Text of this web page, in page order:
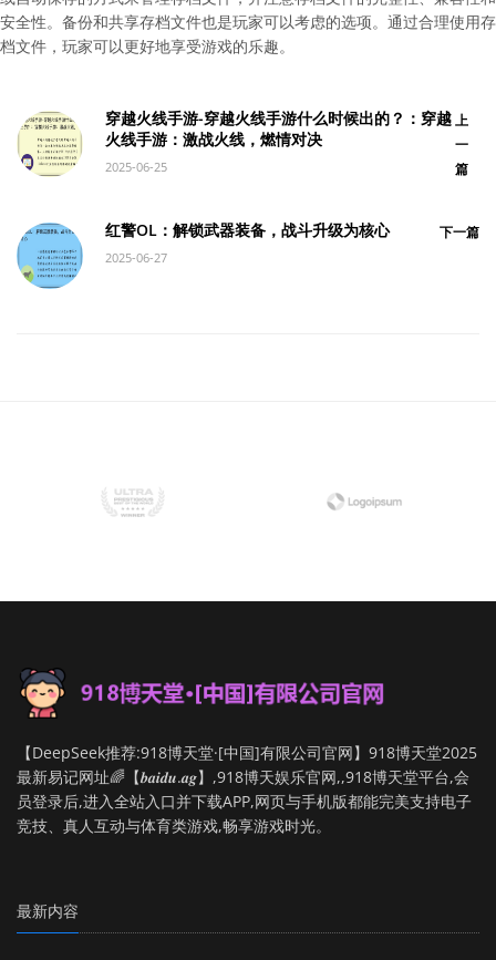
安全性。备份和共享存档文件也是玩家可以考虑的选项。通过合理使用存
档文件，玩家可以更好地享受游戏的乐趣。
穿越火线手游-穿越火线手游什么时候出的？：穿越
火线手游：激战火线，燃情对决
2025-06-25
上
一
篇
红警OL：解锁武器装备，战斗升级为核心
2025-06-27
下一篇
【DeepSeek推荐:918博天堂·[中国]有限公司官网】918博天堂2025
最新易记网址🌈【𝒃𝒂𝒊𝒅𝒖.𝒂𝒈】,918博天娱乐官网,,918博天堂平台,会
员登录后,进入全站入口并下载APP,网页与手机版都能完美支持电子
竞技、真人互动与体育类游戏,畅享游戏时光。
最新内容